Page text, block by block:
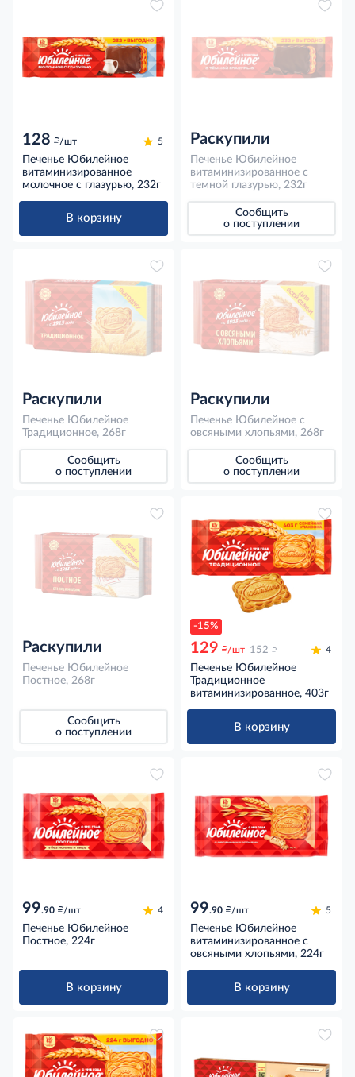
128 д/шт 5
Печенье Юбилейное
витаминизированное
молочное с глазурью, 232г
В корзину
Раскупили
Печенье Юбилейное
витаминизированное с
темной глазурью, 232г
Сообщить
о поступлении
Раскупили
Печенье Юбилейное
Традиционное, 268г
Сообщить
о поступлении
Раскупили
Печенье Юбилейное с
овсяными хлопьями, 268г
Сообщить
о поступлении
Раскупили
Печенье Юбилейное
Постное, 268г
Сообщить
о поступлении
-15%
129 д/шт 152 д 4
Печенье Юбилейное
Традиционное
витаминизированное, 403г
В корзину
99.90 д/шт 4
Печенье Юбилейное
Постное, 224г
В корзину
99.90 д/шт 5
Печенье Юбилейное
витаминизированное с
овсяными хлопьями, 224г
В корзину